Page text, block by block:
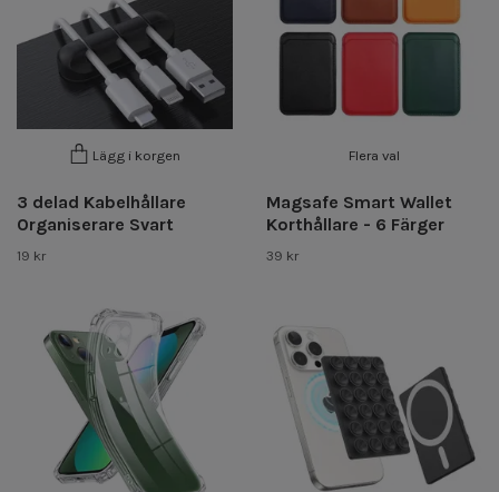
Lägg i korgen
3 delad Kabelhållare
Organiserare Svart
19 kr
Flera val
Magsafe Smart Wallet
Korthållare - 6 Färger
39 kr